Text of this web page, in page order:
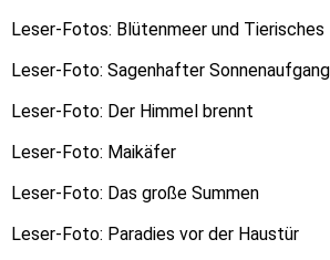
Leser-Fotos: Blütenmeer und Tierisches
Leser-Foto: Sagenhafter Sonnenaufgang
Leser-Foto: Der Himmel brennt
Leser-Foto: Maikäfer
Leser-Foto: Das große Summen
Leser-Foto: Paradies vor der Haustür